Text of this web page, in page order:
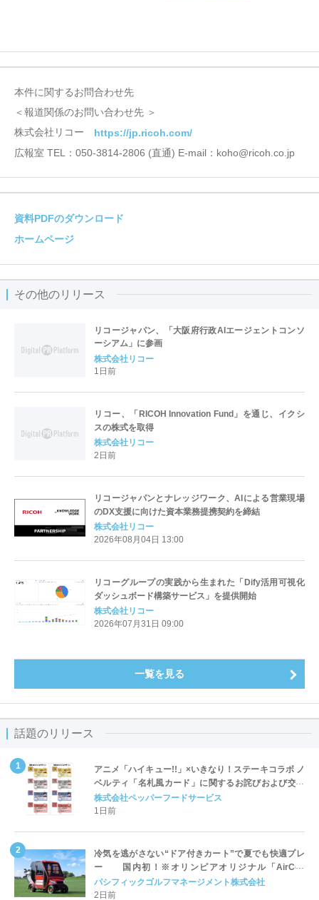
本件に関するお問合わせ先
＜報道関係のお問い合わせ先 ＞
株式会社リコー https://jp.ricoh.com/
広報室 TEL：050-3814-2806 (直通) E-mail：koho@ricoh.co.jp
資料PDFのダウンロード
ホームページ
その他のリリース
リコージャパン、「大阪府行政AIエージェントコンソ
ーシアム」に参画
株式会社リコー
1日前
リコー、「RICOH Innovation Fund」を通じ、イクシ
スの株式を取得
株式会社リコー
2日前
リコージャパンとナレッジワーク、AIによる営業現場
のDX支援に向けた資本業務提携契約を締結
株式会社リコー
2026年08月04日 13:00
リコーグループの実践から生まれた「Dify活用可視化
ダッシュボード構築サービス」を提供開始
株式会社リコー
2026年07月31日 09:00
一覧を見る
話題のリリース
アニメ「ハイキュー!!」×いきなり！ステーキコラボ ノ
ベルティ「名札風カード」に関するお詫びおよび交換
対応についてのご案内
株式会社ペッパーフードサービス
1日前
冷気を逃がさない“ドア付きカート”で夏でも快適プレ
ー 国内初！※オリンピアオリジナル「AirCon
Cart（エアコンカート）」導入 | ＰＧＭ
パシフィックゴルフマネージメント株式会社
2日前